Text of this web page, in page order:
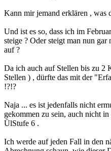
Kann mir jemand erklären , was
Und ist es so, dass ich im
steige ? Oder steigt man nun
auf ?
Da ich auch auf Stellen bis zu 2
Stellen ) , dürfte das mit der
!?!?
Naja ... es ist jedenfalls nicht
gekommen zu sein, auch nicht
ÜlStufe 6 .
Ich werde auf jeden Fall in den